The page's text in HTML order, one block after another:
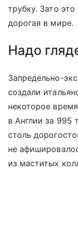
трубку. Зато
дорогая в мире.
Надо
Запредельно-
создали
некоторое
в Англии за 995
столь
не
из маститых